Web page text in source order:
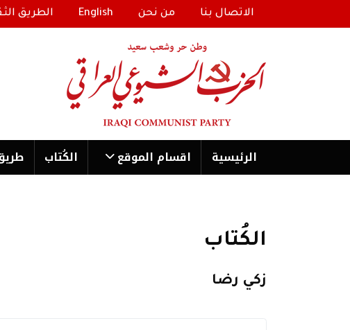
الاتصال بنا من نحن English الطريق
الرئیسية اقسام الموقع الكُتاب
الكُتاب
زكي رضا